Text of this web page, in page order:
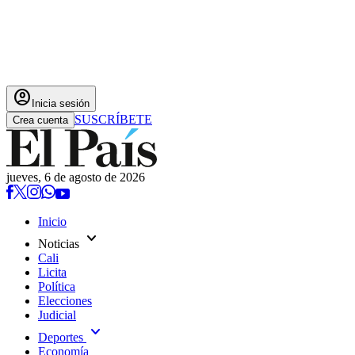
account_circle Inicia sesión
Crea cuenta SUSCRÍBETE
jueves, 6 de agosto de 2026
Inicio
Noticias expand_more
Cali
Licita
Política
Elecciones
Judicial
Deportes expand_more
Economía